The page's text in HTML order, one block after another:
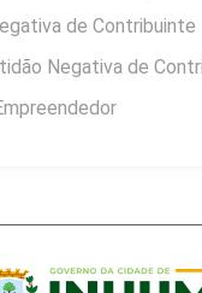
de Contribuinte
Negativa de